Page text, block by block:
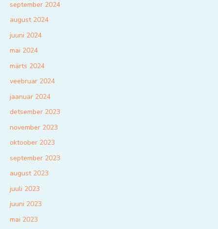
september 2024
august 2024
juuni 2024
mai 2024
märts 2024
veebruar 2024
jaanuar 2024
detsember 2023
november 2023
oktoober 2023
september 2023
august 2023
juuli 2023
juuni 2023
mai 2023